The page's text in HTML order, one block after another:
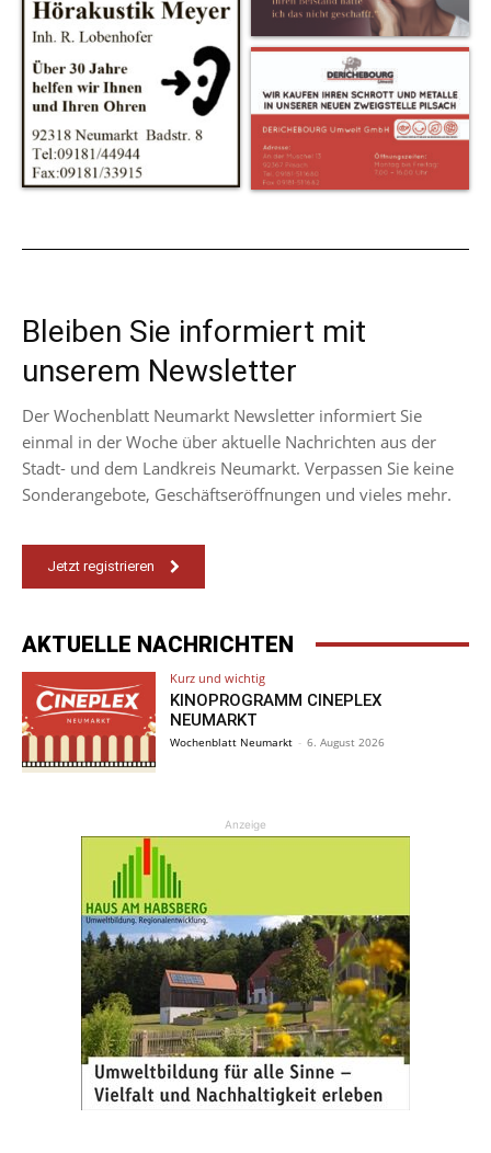
Bleiben Sie informiert mit
unserem Newsletter
Der Wochenblatt Neumarkt Newsletter informiert Sie
einmal in der Woche über aktuelle Nachrichten aus der
Stadt- und dem Landkreis Neumarkt. Verpassen Sie keine
Sonderangebote, Geschäftseröffnungen und vieles mehr.
Jetzt registrieren
AKTUELLE NACHRICHTEN
Kurz und wichtig
KINOPROGRAMM CINEPLEX
NEUMARKT
Wochenblatt Neumarkt - 6. August 2026
Anzeige